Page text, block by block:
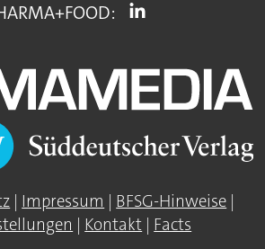
| Impressum | BFSG-Hinweise |
| Kontakt | Facts